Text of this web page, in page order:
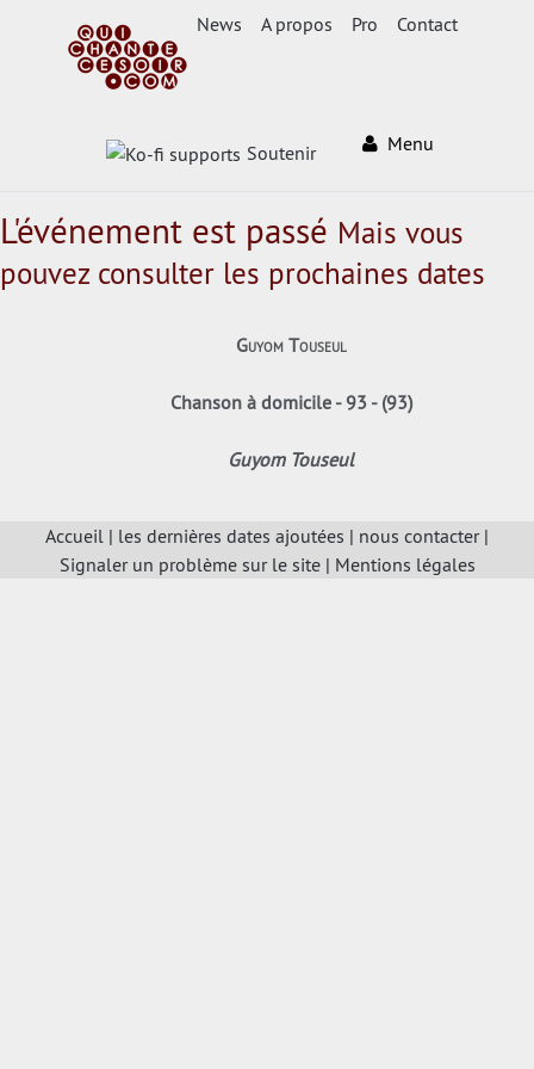
News A propos Pro Contact
Soutenir Menu
L'événement est passé Mais vous
pouvez consulter les prochaines dates
Guyom Touseul
Chanson à domicile - 93 - (93)
Guyom Touseul
Accueil | les dernières dates ajoutées | nous contacter|
Signaler un problème sur le site| Mentions légales